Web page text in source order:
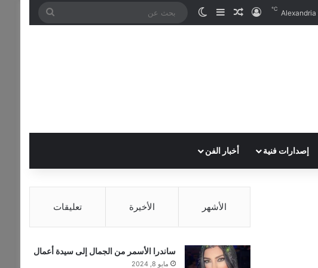
Alexandria
℃ تسجيل الدخول
مقال عشوائي
إضافة عمود جانبي
الوضع المظلم
بحث
إصدارات فنية أخبار الفن
الأشهر الأخيرة تعليقات
ساندرا الأسمر من الجمال إلى سيدة أعمال
مايو 8, 2024